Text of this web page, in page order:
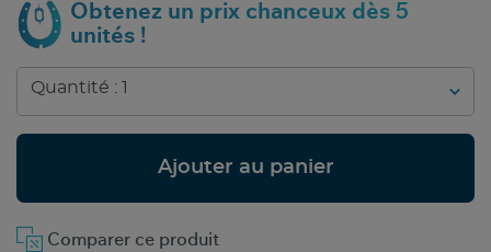
Obtenez un prix chanceux dès 5
unités !
Ajouter au panier
Comparer ce produit